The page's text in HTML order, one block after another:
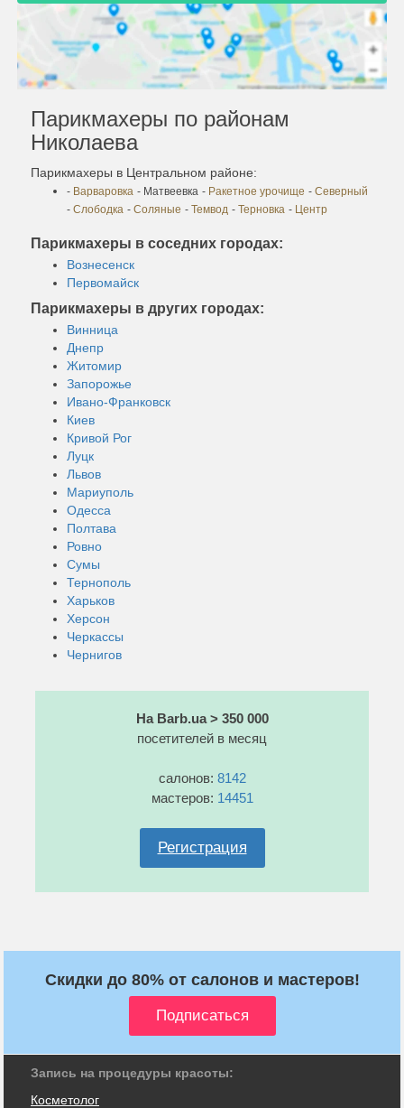
Парикмахеры по районам
Николаева
Парикмахеры в Центральном районе:
- Варваровка - Матвеевка - Ракетное урочище - Северный
- Слободка - Соляные - Темвод - Терновка - Центр
Парикмахеры в соседних городах:
Вознесенск
Первомайск
Парикмахеры в других городах:
Винница
Днепр
Житомир
Запорожье
Ивано-Франковск
Киев
Кривой Рог
Луцк
Львов
Мариуполь
Одесса
Полтава
Ровно
Сумы
Тернополь
Харьков
Херсон
Черкассы
Чернигов
На Barb.ua > 350 000
посетителей в месяц
салонов: 8142
мастеров: 14451
Регистрация
Скидки до 80% от салонов и мастеров!
Запись на процедуры красоты:
Косметолог